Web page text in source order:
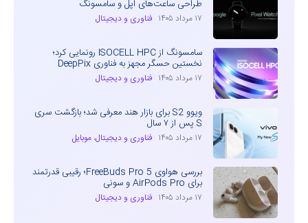
طراحی ساعت‌های اپل و سامسونگ
۱۷ مرداد ۱۴۰۵ فناوری و دیجیتال
سامسونگ از ISOCELL HPC رونمایی کرد؛
نخستین حسگر مجهز به فناوری DeepPix
۱۷ مرداد ۱۴۰۵ فناوری و دیجیتال
ویوو S2 برای بازار هند معرفی شد؛ بازگشت سری
S پس از ۷ سال
۱۷ مرداد ۱۴۰۵ فناوری و دیجیتال، موبایل
بررسی هواوی FreeBuds Pro 5؛ رقیبی قدرتمند
برای AirPods Pro و سونی
۱۷ مرداد ۱۴۰۵ فناوری و دیجیتال